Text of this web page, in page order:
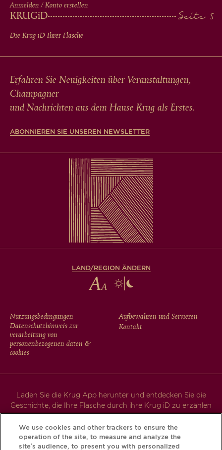
Anmelden / Konto erstellen
KRUGiD
Die Krug iD Ihrer Flasche
Erfahren Sie Neuigkeiten über Veranstaltungen,
Champagner
und Nachrichten aus dem Hause Krug als Erstes.
ABONNIEREN SIE UNSEREN NEWSLETTER
LAND/REGION ÄNDERN
FOOTER
MENU
Nutzungsbedingungen
Datenschutzhinweis zur
verarbeitung von
personenbezogenen daten &
cookies
Aufbewahren und Servieren
Kontakt
Laden Sie die Krug App herunter und entdecken Sie die
Geschichte, die Ihre Flasche durch ihre Krug iD zu erzählen
hat.
We use cookies and other trackers to ensure the
operation of the site, to measure and analyze the
site’s audience, to present you with personalized